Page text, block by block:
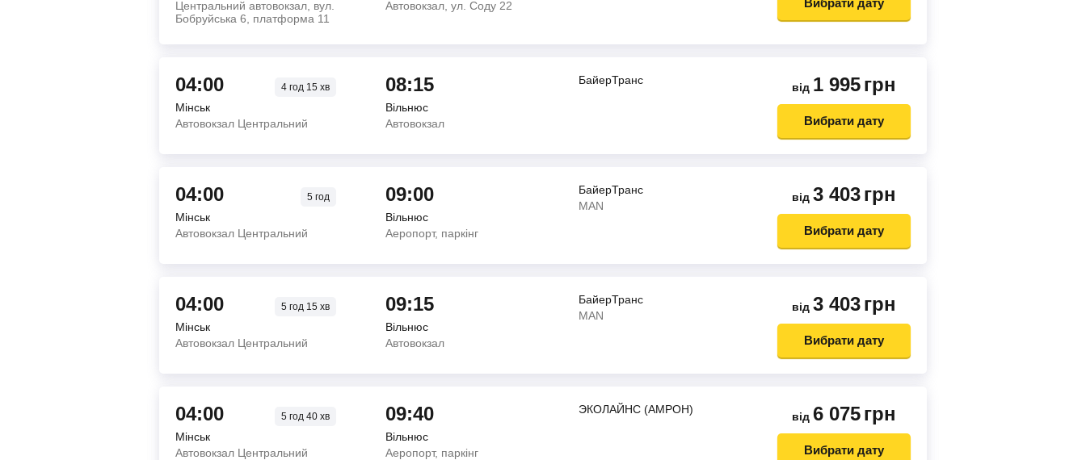
Центральний автовокзал, вул.
Бобруйська 6, платформа 11
Автовокзал, ул. Соду 22
Вибрати дату
04:00 4 год15 хв
Мінськ
Автовокзал Центральний
08:15
Вільнюс
Автовокзал
БайерТранс
від 1 995грн
Вибрати дату
04:00 5 год
Мінськ
Автовокзал Центральний
09:00
Вільнюс
Аеропорт, паркінг
БайерТранс
MAN
від 3 403грн
Вибрати дату
04:00 5 год15 хв
Мінськ
Автовокзал Центральний
09:15
Вільнюс
Автовокзал
БайерТранс
MAN
від 3 403грн
Вибрати дату
04:00 5 год40 хв
Мінськ
Автовокзал Центральний
09:40
Вільнюс
Аеропорт, паркінг
ЭКОЛАЙНС (АМРОН)
від 6 075грн
Вибрати дату